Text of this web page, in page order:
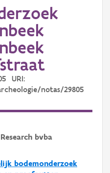
URI:
notas/29805
bvba
bodemonderzoek